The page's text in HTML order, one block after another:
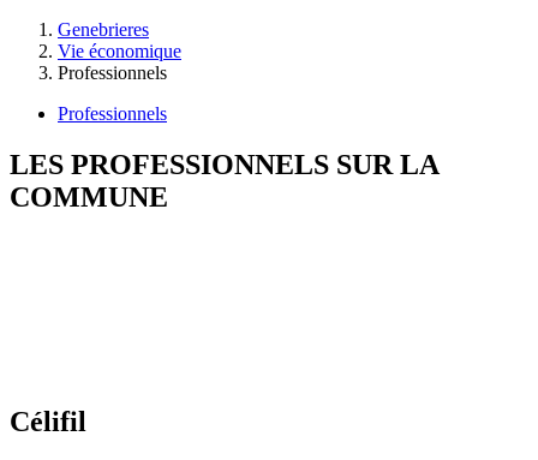
Genebrieres
Vie économique
Professionnels
Professionnels
LES PROFESSIONNELS SUR LA
COMMUNE
Célifil